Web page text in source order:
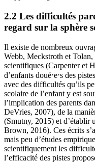
2.2 Les difficultés
regard sur la sphère
Il existe de nombreux
Webb, Meckstroth et
scientifiques (Carpenter et
d’enfants doué⋅e⋅s des
avec des difficultés qu’ils
scolaire de l’enfant y est
l’implication des parents
DeVries, 2007), de la
(Smutny, 2015) et d’établir
Brown, 2016). Ces écrits
mais peu d’études
scientifiquement les
l’efficacité des pistes